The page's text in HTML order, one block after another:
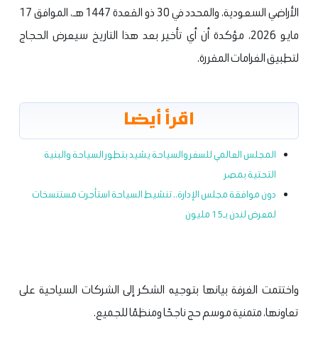
الأراضي السعودية، والمحدد في 30 ذو القعدة 1447 هـ، الموافق 17
مايو 2026، مؤكدة أن أي تأخير بعد هذا التاريخ سيعرض الحجاج
لتطبيق الغرامات المقررة.
اقرأ أيضا
المجلس العالمي للسفر والسياحة يشيد بتطور السياحة والبنية
التحتية بمصر
دون موافقة مجلس الإدارة.. تنشيط السياحة استأجرت مستنسخات
لمعرض لندن بـ15 مليون
واختتمت الغرفة بيانها بتوجيه الشكر إلى الشركات السياحية على
تعاونها، متمنية موسم حج ناجحًا ومنظمًا للجميع.